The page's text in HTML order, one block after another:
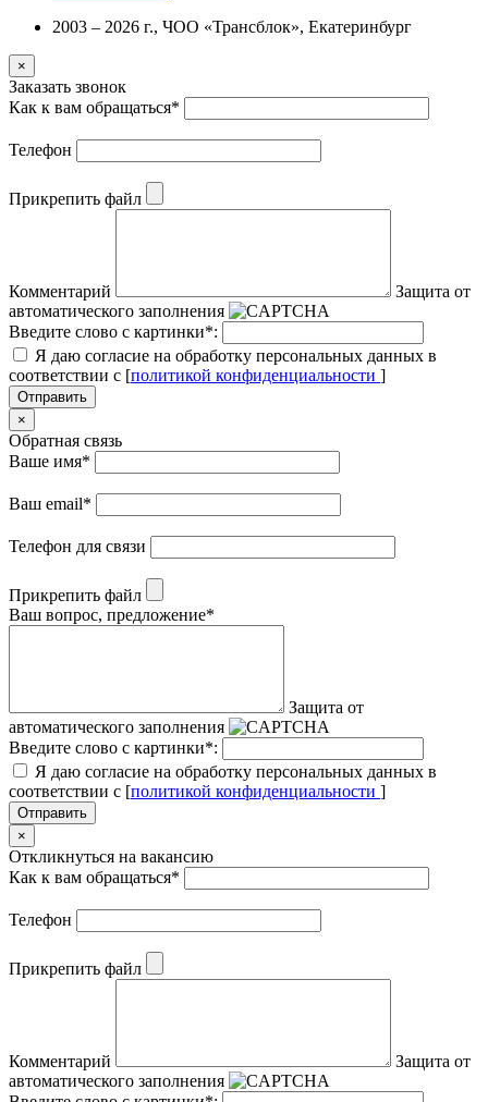
2003 – 2026 г., ЧОО «Трансблок», Екатеринбург
×
Заказать звонок
Как к вам обращаться*
Телефон
Прикрепить файл
Комментарий
Защита от
автоматического заполнения
Введите слово с картинки*:
Я даю согласие на обработку персональных данных в
соответствии с [политикой конфиденциальности ]
Отправить
×
Обратная связь
Ваше имя*
Ваш email*
Телефон для связи
Прикрепить файл
Ваш вопрос, предложение*
Защита от
автоматического заполнения
Введите слово с картинки*:
Я даю согласие на обработку персональных данных в
соответствии с [политикой конфиденциальности ]
Отправить
×
Откликнуться на вакансию
Как к вам обращаться*
Телефон
Прикрепить файл
Комментарий
Защита от
автоматического заполнения